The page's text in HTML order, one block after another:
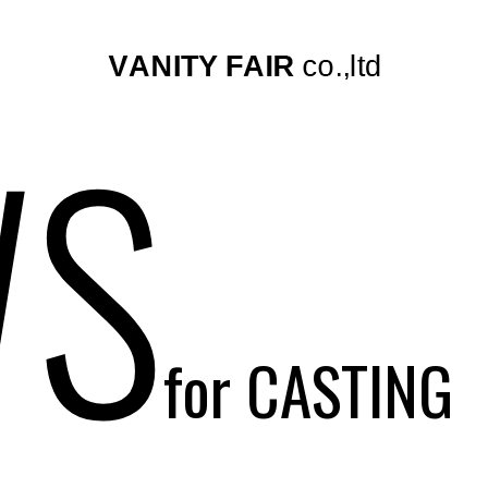
for CASTING